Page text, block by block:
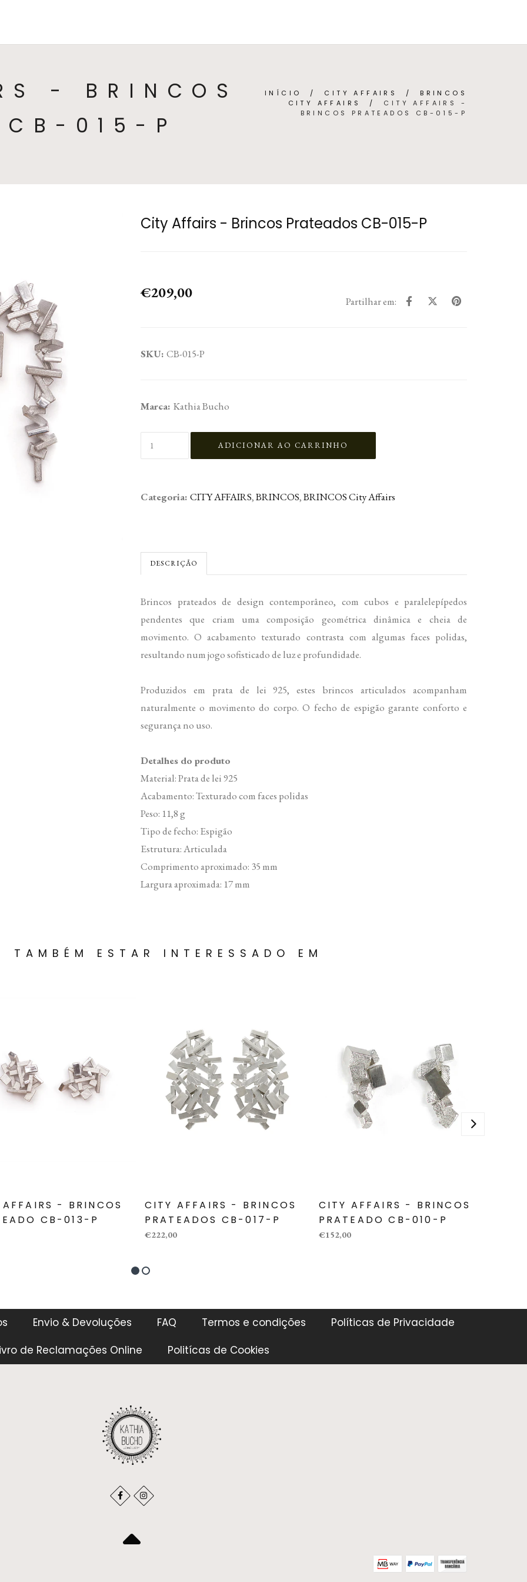
- BRINCOS
CB-015-P
INÍCIO / CITY AFFAIRS / BRINCOS
CITY AFFAIRS
/ CITY AFFAIRS -
BRINCOS PRATEADOS CB-015-P
City Affairs - Brincos Prateados CB-015-P
€209,00 Partilhar em:
SKU: CB-015-P
Marca: Kathia Bucho
Categoria: CITY AFFAIRS,BRINCOS,BRINCOS City Affairs
DESCRIÇÃO
Brincos prateados de design contemporâneo, com cubos e paralelepípedos
pendentes que criam uma composição geométrica dinâmica e cheia de
movimento. O acabamento texturado contrasta com algumas faces polidas,
resultando num jogo sofisticado de luz e profundidade.
Produzidos em prata de lei 925, estes brincos articulados acompanham
naturalmente o movimento do corpo. O fecho de espigão garante conforto e
segurança no uso.
Detalhes do produto
Material: Prata de lei 925
Acabamento: Texturado com faces polidas
Peso: 11,8 g
Tipo de fecho: Espigão
Estrutura: Articulada
Comprimento aproximado: 35 mm
Largura aproximada: 17 mm
TAMBÉM ESTAR INTERESSADO EM
- BRINCOS
CB-013-P
CITY AFFAIRS - BRINCOS
PRATEADOS CB-017-P
€222,00
CITY AFFAIRS - BRINCOS
PRATEADO CB-010-P
€152,00
Envio & Devoluções FAQ Termos e condições
Políticas de Privacidade
de Reclamações Online
Politícas de Cookies